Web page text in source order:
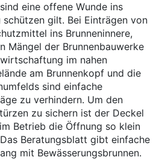
eine offene Wunde ins
schützen gilt. Bei Einträgen von
ins Brunneninnere,
Mängel der Brunnenbauwerke
im nahen
am Brunnenkopf und die
sind einfache
zu verhindern. Um den
zu sichern ist der Deckel
Betrieb die Öffnung so klein
Beratungsblatt gibt einfache
mit Bewässerungsbrunnen.